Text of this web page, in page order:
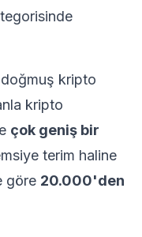
kripto
kripto
çok geniş bir
terim haline
göre 20.000'den